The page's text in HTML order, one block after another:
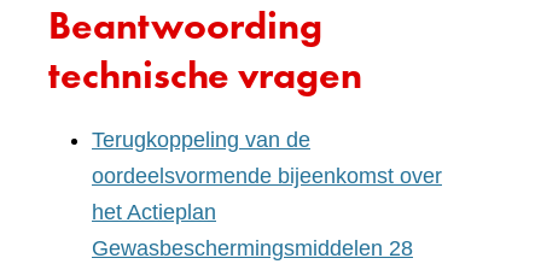
website)
een
andere
Beantwoording
technische vragen
Terugkoppeling van de
oordeelsvormende bijeenkomst over
het Actieplan
Gewasbeschermingsmiddelen 28